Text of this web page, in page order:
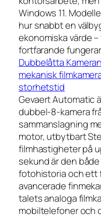
Windows 11.
hur snabbt en
ekonomiska värde
fortfarande
Dubbelåtta
mekanisk
storhetstid
Gevaert Automatic
dubbel-8-kamera
sammanslagning
motor, utbytbart
filmhastigheter på
sekund är den
fotohistoria och ett
avancerade
talets analoga
mobiltelefoner och